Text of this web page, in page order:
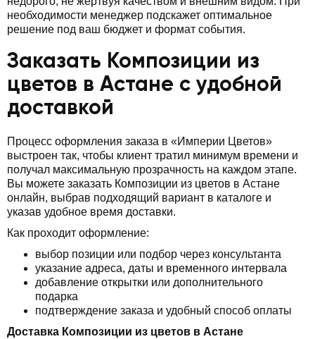
необходимости менеджер подскажет оптимальное
решение под ваш бюджет и формат события.
Заказать Композиции из
цветов в Астане с удобной
доставкой
Процесс оформления заказа в «Империи Цветов»
выстроен так, чтобы клиент тратил минимум времени и
получал максимальную прозрачность на каждом этапе.
Вы можете заказать Композиции из цветов в Астане
онлайн, выбрав подходящий вариант в каталоге и
указав удобное время доставки.
Как проходит оформление:
выбор позиции или подбор через консультанта
указание адреса, даты и временного интервала
добавление открытки или дополнительного
подарка
подтверждение заказа и удобный способ оплаты
Доставка Композиции из цветов в Астане